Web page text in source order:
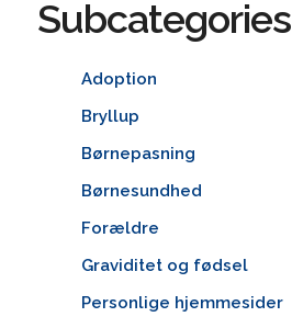
Subcategories
Adoption
Bryllup
Børnepasning
Børnesundhed
Forældre
Graviditet og fødsel
Personlige hjemmesider